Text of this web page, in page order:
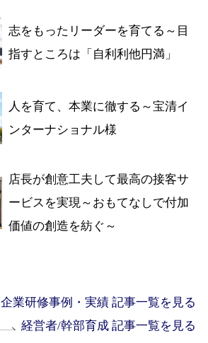
志をもったリーダーを育てる～目
指すところは「自利利他円満」
人を育て、本業に徹する～宝清イ
ンターナショナル様
店長が創意工夫して最高の接客サ
ービスを実現～おもてなしで付加
価値の創造を紡ぐ～
企業研修事例・実績 記事一覧を見る
経営者/幹部育成 記事一覧を見る